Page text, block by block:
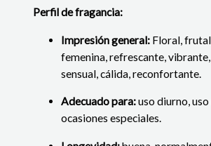
Perfil de fragancia:
Impresión general: Floral,
femenina, refrescante,
sensual, cálida, reconfortante.
Adecuado para:uso diurno,
ocasiones especiales.